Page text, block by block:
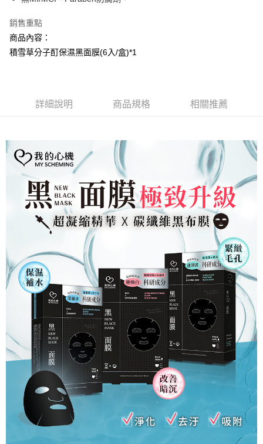
AFTEE先享後付
相關說明
AFTEE先享後付是「在收到商品之後才付款」的支付方式。 讓您購物簡單
便利好安心！
【「AFTEE先享後付」結帳流程】
３．收到繳費通知簡訊後14天內，點擊此簡訊中的連結，可透過四大超商／
ATM／網路銀行／等多元方式進行付款，方視為交易完成。
※ 請注意：結帳手續完成當下不需立刻繳費，但若您需要取消訂單，請聯絡
購買商品的店家。未經商家同意取消之訂單仍視為有效，需透過AFTEE先享
後付繳納相關費用。
※ 交易是否成功請以「AFTEE先享後付 」之結帳頁面顯示為準，若有關於
是否繳費成功／繳費後需取消欲退款等相關疑問，請聯繫「AFTEE先享後付
客戶支援中心」https://netprotections.freshdesk.com/support/home
１．透過由恩沛科技股份有限公司提供之「AFTEE先享後付」服務完成之交
易，需依本服務之必要範圍內提供個人資料，並將交易相關給付款項請求債
權轉讓予恩沛科技股份有限公司。
２．關於個人資料處理事宜，請瀏覽以下網址：
https://aftee.tw/terms/#terms3
３．未成年的使用者請事先徵得法定代理人或監護人之同意方可使用
「AFTEE先享後付」，若未經同意申辦者引起之損失，本公司不負相關責
４．使用「AFTEE先享後付」時，將依據個別帳號之用戶狀況，依本公司即
時審查核予不同之上限額度；若仍有額度不足之情形，本公司將視審查結果
請求用戶進行身份認證。
５．嚴禁一人註冊多個帳號或使用他人資訊註冊。若發現惡意使用之情形，
恩沛科技股份有限公司將有權停止該用戶之使用額度並採取法律行動。
7-11取貨付款
宅配
每筆NT$100，滿NT$1,000(含以上)免運費
海外配送(普通) 查看運費
銷售重點
商品內容：
積雪草分子酊保濕黑面膜(6入/盒)*1
詳細說明 商品規格 相關推薦